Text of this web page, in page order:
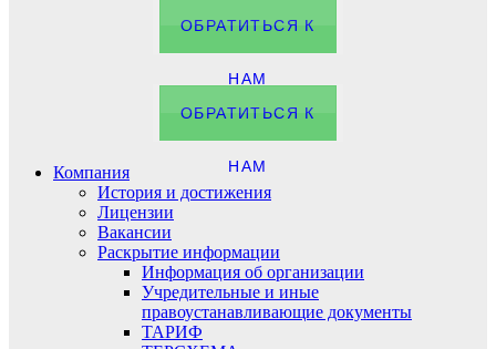
ОБРАТИТЬСЯ К
НАМ
ОБРАТИТЬСЯ К
НАМ
Компания
История и достижения
Лицензии
Вакансии
Раскрытие информации
Информация об организации
Учредительные и иные
правоустанавливающие документы
ТАРИФ